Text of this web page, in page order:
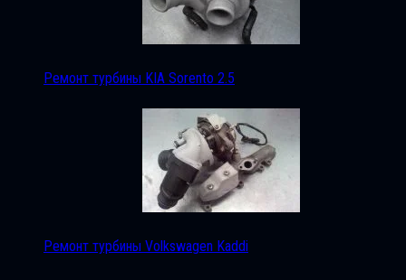
Ремонт турбины KIA Sorento 2.5
Ремонт турбины Volkswagen Kaddi